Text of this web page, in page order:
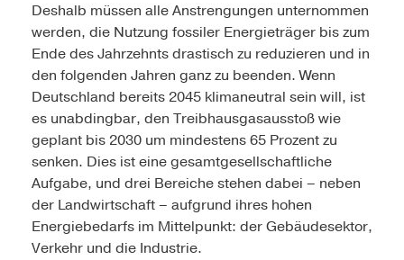
Deshalb müssen alle Anstrengungen unternommen
werden, die Nutzung fossiler Energieträger bis zum
Ende des Jahrzehnts drastisch zu reduzieren und in
den folgenden Jahren ganz zu beenden. Wenn
Deutschland bereits 2045 klimaneutral sein will, ist
es unabdingbar, den Treibhausgasausstoß wie
geplant bis 2030 um mindestens 65 Prozent zu
senken. Dies ist eine gesamtgesellschaftliche
Aufgabe, und drei Bereiche stehen dabei – neben
der Landwirtschaft – aufgrund ihres hohen
Energiebedarfs im Mittelpunkt: der Gebäudesektor,
Verkehr und die Industrie.